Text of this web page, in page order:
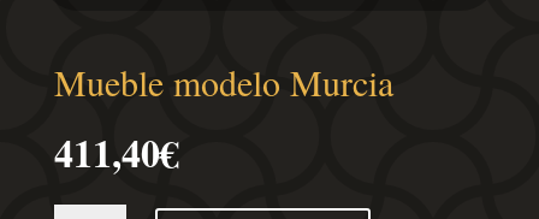
Mueble modelo Murcia
411,40€